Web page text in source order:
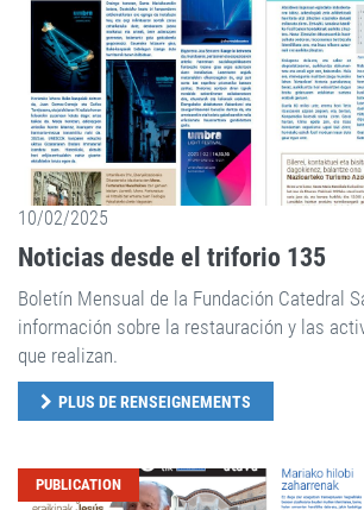
10/02/2025
Noticias desde el triforio 135
Boletín Mensual de la Fundación Catedral
información sobre la restauración y las
que realizan.
PLUS DE RENSEIGNEMENTS
PUBLICATION